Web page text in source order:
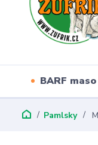
BARF maso
Pamlsky